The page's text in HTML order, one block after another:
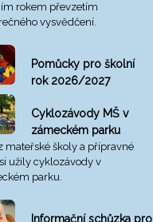
rokem převzetím
vysvědčení.
Pomůcky pro školní
rok 2026/2027
Cyklozávody MŠ v
zámeckém parku
mateřské školy a přípravné
užily cyklozávody v
parku.
Informační schůzka pro